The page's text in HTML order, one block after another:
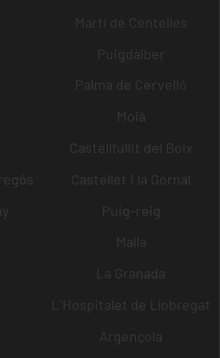
Martí de Centelles
Puigdàlber
Palma de Cervelló
Moià
Castellfullit del Boix
Castellet i la Gornal
Puig-reig
Malla
La Granada
L´Hospitalet de Llobregat
Argençola